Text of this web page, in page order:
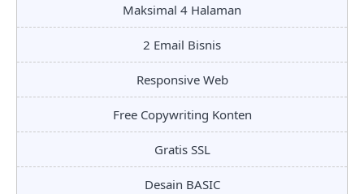
Maksimal 4 Halaman
2 Email Bisnis
Responsive Web
Free Copywriting Konten
Gratis SSL
Desain BASIC